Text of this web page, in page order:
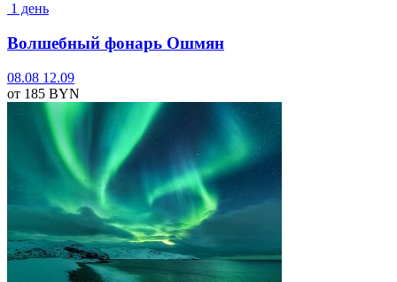
1 день
Волшебный фонарь Ошмян
08.08 12.09
от 185 BYN